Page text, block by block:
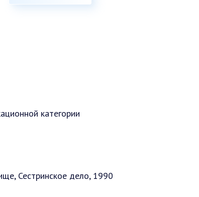
категории
Сестринское дело, 1990